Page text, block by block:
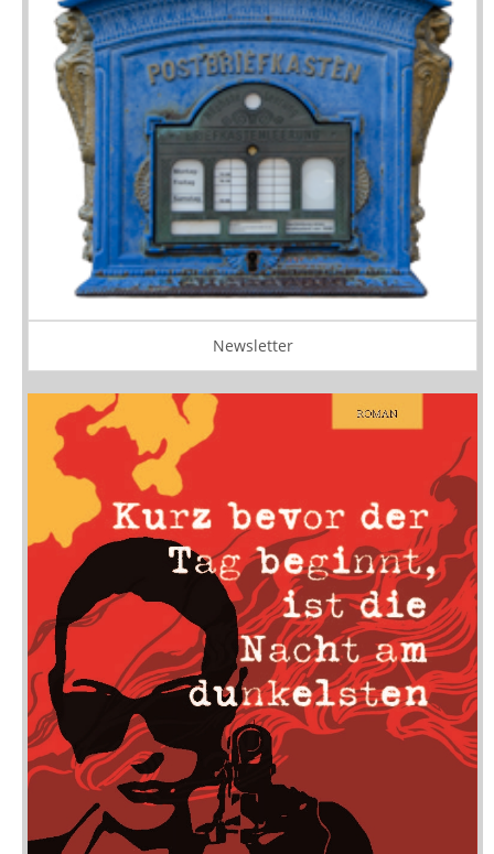
Newsletter